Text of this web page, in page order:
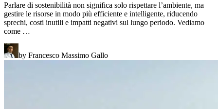
Parlare di sostenibilità non significa solo rispettare l’ambiente, ma
gestire le risorse in modo più efficiente e intelligente, riducendo
sprechi, costi inutili e impatti negativi sul lungo periodo. Vediamo
come …
by Francesco Massimo Gallo